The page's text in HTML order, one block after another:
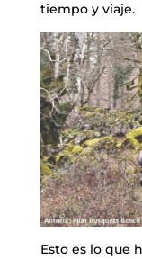
tiempo y viaje.
Esto es lo que